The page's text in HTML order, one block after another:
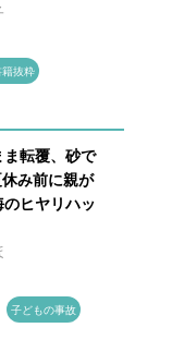
籍抜粋
転覆、砂で
み前に親が
ヒヤリハッ
子どもの事故